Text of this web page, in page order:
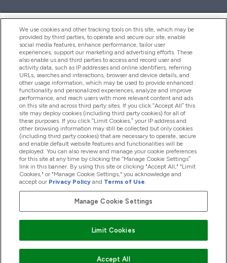
ヘルプ＆ガイド
商品について
会社概要
特典＆ポイント
2026 The Hut.com Ltd
Pay with
We use cookies and other tracking tools on this site, which may be
provided by third parties, to operate and secure our site, enable
social media features, enhance performance, tailor user
experiences, support our marketing and advertising efforts. These
also enable us and third parties to access and record user and
activity data, such as IP addresses and online identifiers, referring
URLs, searches and interactions, browser and device details, and
other usage information, which may be used to provide enhanced
functionality and personalized experiences, analyze and improve
performance, and reach users with more relevant content and ads
on this site and across third party sites. If you click “Accept All” this
site may deploy cookies (including third party cookies) for all of
these purposes. If you click “Limit Cookies,” your IP address and
other browsing information may still be collected but only cookies
(including third party cookies) that are necessary to operate, secure
and enable default website features and functionalities will be
deployed. You can also review and manage your cookie preferences
for this site at any time by clicking the “Manage Cookie Settings”
link in this banner. By using this site or clicking "Accept All," "Limit
Cookies," or "Manage Cookie Settings," you acknowledge and
accept our Privacy Policy and Terms of Use.
Manage Cookie Settings
Limit Cookies
Accept All